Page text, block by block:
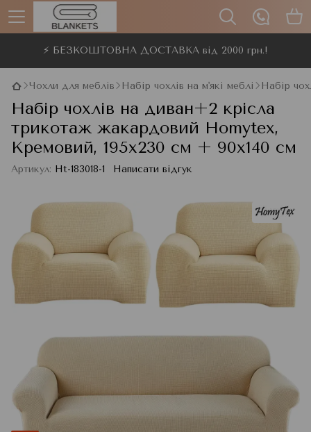
⚡ БЕЗКОШТОВНА ДОСТАВКА від 2000 грн.!
Чохли для меблів Набір чохлів на м'які меблі Набір
Набір чохлів на диван+2 крісла
трикотаж жакардовий Homytex,
Кремовий, 195x230 см + 90x140 см
Артикул: Ht-183018-1 Написати відгук